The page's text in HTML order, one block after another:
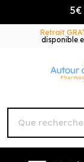
5€
Retrait
disponible